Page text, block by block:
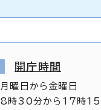
開庁時間
月曜日から金曜日
8時30分から17時15